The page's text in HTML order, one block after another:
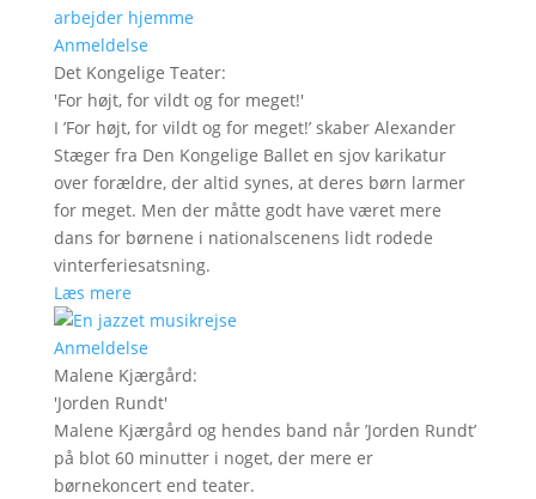
Anmeldelse
Det Kongelige Teater:
'For højt, for vildt og for meget!'
I ’For højt, for vildt og for meget!’ skaber Alexander
Stæger fra Den Kongelige Ballet en sjov karikatur
over forældre, der altid synes, at deres børn larmer
for meget. Men der måtte godt have været mere
dans for børnene i nationalscenens lidt rodede
vinterferiesatsning.
Læs mere
Anmeldelse
Malene Kjærgård:
'Jorden Rundt'
Malene Kjærgård og hendes band når ’Jorden Rundt’
på blot 60 minutter i noget, der mere er
børnekoncert end teater.